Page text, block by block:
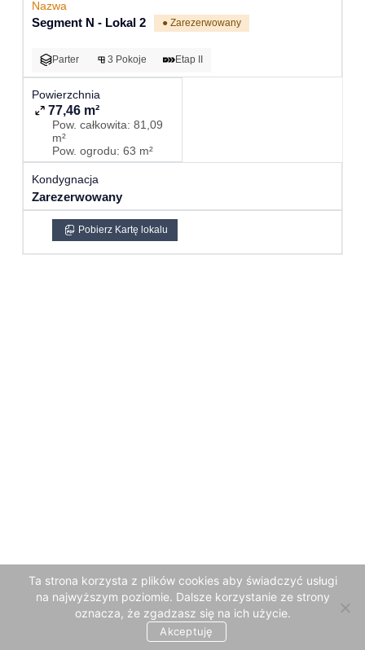
Segment N - Lokal 2 ● Zarezerwowany
Parter 3 Pokoje Etap II
77,46 m²
Pow. całkowita: 81,09
m²
Pow. ogrodu: 63 m²
Zarezerwowany
Pobierz Kartę lokalu
Ta strona korzysta z plików cookies aby świadczyć usługi
na najwyższym poziomie. Dalsze korzystanie ze strony
oznacza, że zgadzasz się na ich użycie.
Akceptuję